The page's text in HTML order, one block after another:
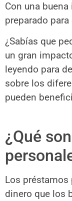
Con una
preparado
¿Sabías que
un gran
leyendo para
sobre los
pueden
¿Qué
Los préstamos
dinero que los